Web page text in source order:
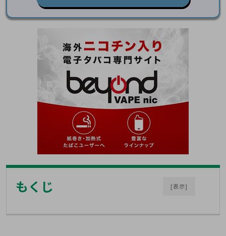
もくじ [表示]